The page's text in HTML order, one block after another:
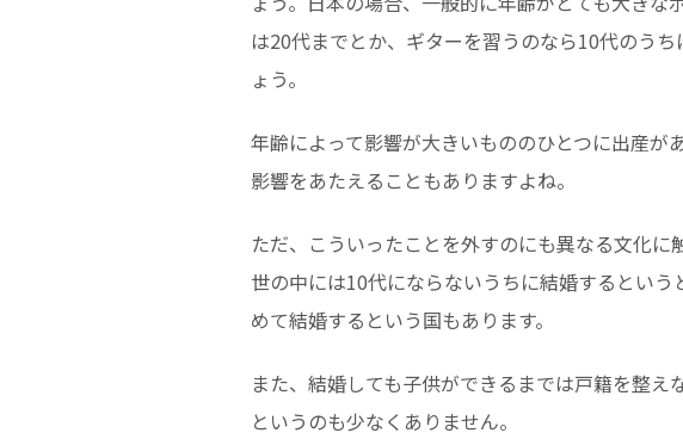
は20代までとか、ギターを習うのなら10代のう
ょう。
年齢によって影響が大きいもののひとつに出産が
影響をあたえることもありますよね。
ただ、こういったことを外すのにも異なる文化に
世の中には10代にならないうちに結婚するとい
めて結婚するという国もあります。
また、結婚しても子供ができるまでは戸籍を整
というのも少なくありません。